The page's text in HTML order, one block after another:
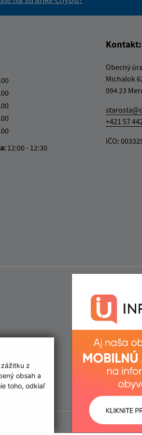
z
obsah a
toho, odkiaľ
12:00 - 12:30
Kontakt:
Obecný
Michalok
094 23
+421 57
IČO: